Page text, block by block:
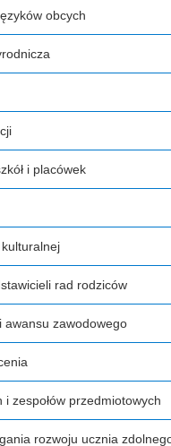
obcych
i placówek
rad rodziców
awansu zawodowego
zespołów przedmiotowych
rozwoju ucznia